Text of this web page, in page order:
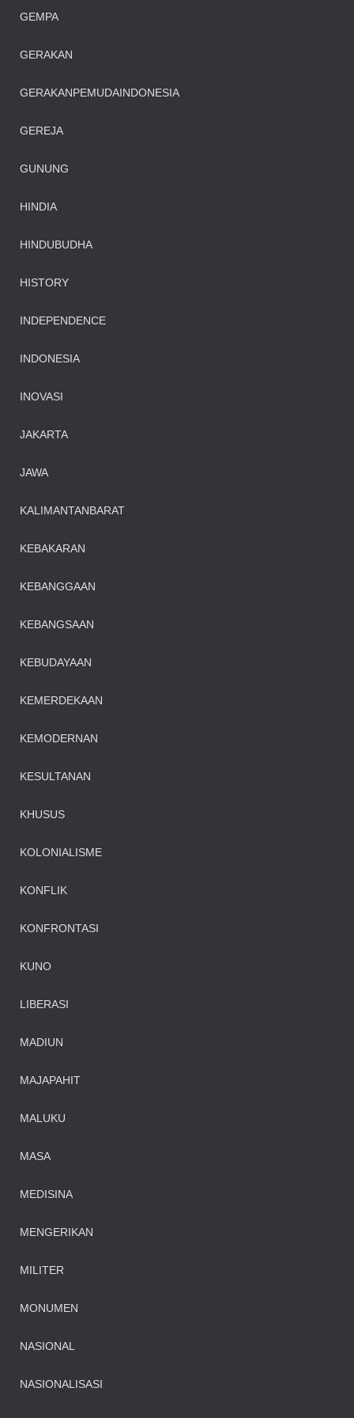
https://home.ohmspace.org/
GEMPA
GERAKAN
GERAKANPEMUDAINDONESIA
GEREJA
GUNUNG
HINDIA
HINDUBUDHA
HISTORY
INDEPENDENCE
INDONESIA
INOVASI
JAKARTA
JAWA
KALIMANTANBARAT
KEBAKARAN
KEBANGGAAN
KEBANGSAAN
KEBUDAYAAN
KEMERDEKAAN
KEMODERNAN
KESULTANAN
KHUSUS
KOLONIALISME
KONFLIK
KONFRONTASI
KUNO
LIBERASI
MADIUN
MAJAPAHIT
MALUKU
MASA
MEDISINA
MENGERIKAN
MILITER
MONUMEN
NASIONAL
NASIONALISASI